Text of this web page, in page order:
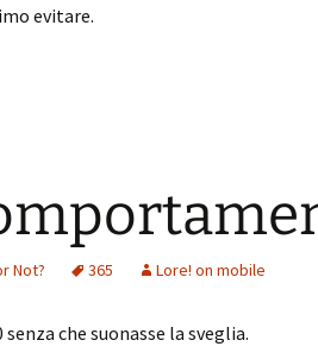
evitare.
Not? 365 Lore! on mobile
che suonasse la sveglia.